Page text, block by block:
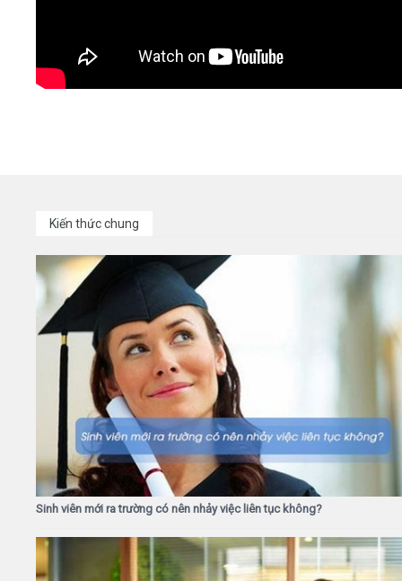
Kiến thức chung
Sinh viên mới ra trường có nên nhảy việc liên tục không?